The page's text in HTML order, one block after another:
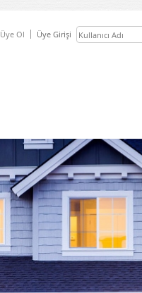
Üye Ol Üye Girişi